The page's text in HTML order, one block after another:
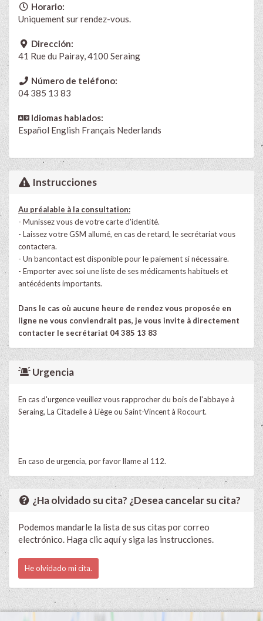
Horario:
Uniquement sur rendez-vous.
Dirección:
41 Rue du Pairay, 4100 Seraing
Número de teléfono:
04 385 13 83
Idiomas hablados:
Español English Français Nederlands
Instrucciones
Au préalable à la consultation:
- Munissez vous de votre carte d'identité.
- Laissez votre GSM allumé, en cas de retard, le secrétariat vous
contactera.
- Un bancontact est disponible pour le paiement si nécessaire.
- Emporter avec soi une liste de ses médicaments habituels et
antécédents importants.
Dans le cas où aucune heure de rendez vous proposée en
ligne ne vous conviendrait pas, je vous invite à directement
contacter le secrétariat 04 385 13 83
Urgencia
En cas d'urgence veuillez vous rapprocher du bois de l'abbaye à
Seraing, La Citadelle à Liège ou Saint-Vincent à Rocourt.
En caso de urgencia, por favor llame al 112.
¿Ha olvidado su cita? ¿Desea cancelar su cita?
Podemos mandarle la lista de sus citas por correo
electrónico. Haga clic aquí y siga las instrucciones.
He olvidado mi cita.